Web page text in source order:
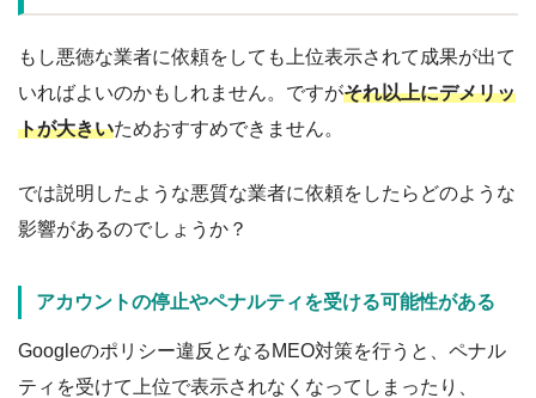
もし悪徳な業者に依頼をしても上位表示されて成果が出て
いればよいのかもしれません。ですがそれ以上にデメリッ
トが大きいためおすすめできません。
では説明したような悪質な業者に依頼をしたらどのような
影響があるのでしょうか？
アカウントの停止やペナルティを受ける可能性がある
Googleのポリシー違反となるMEO対策を行うと、ペナル
ティを受けて上位で表示されなくなってしまったり、